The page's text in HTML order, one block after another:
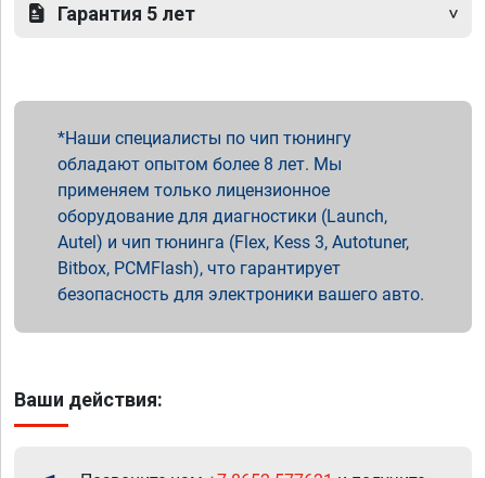
Гарантия 5 лет
Наши специалисты по чип тюнингу
обладают опытом более 8 лет. Мы
применяем только лицензионное
оборудование для диагностики (Launch,
Autel) и чип тюнинга (Flex, Kess 3, Autotuner,
Bitbox, PCMFlash), что гарантирует
безопасность для электроники вашего авто.
Ваши действия: